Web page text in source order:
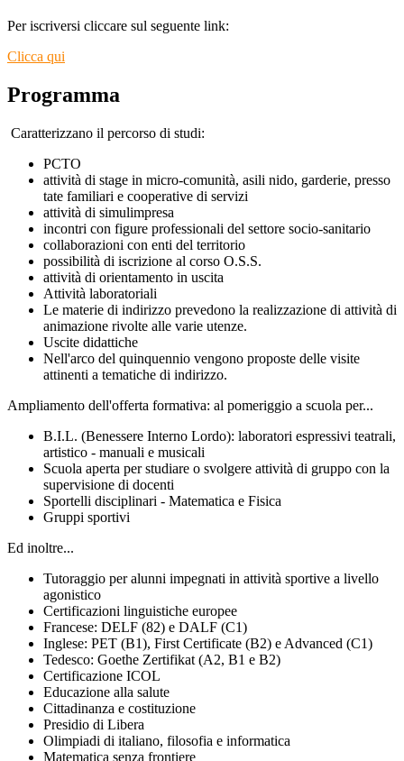
Per iscriversi cliccare sul seguente link:
Clicca qui
Programma
Caratterizzano il percorso di studi:
РСТО
attività di stage in micro-comunità, asili nido, garderie, presso
tate familiari e cooperative di servizi
attività di simulimpresa
incontri con figure professionali del settore socio-sanitario
collaborazioni con enti del territorio
possibilità di iscrizione al corso O.S.S.
attività di orientamento in uscita
Attività laboratoriali
Le materie di indirizzo prevedono la realizzazione di attività di
animazione rivolte alle varie utenze.
Uscite didattiche
Nell'arco del quinquennio vengono proposte delle visite
attinenti a tematiche di indirizzo.
Ampliamento dell'offerta formativa: al pomeriggio a scuola per...
B.I.L. (Benessere Interno Lordo): laboratori espressivi teatrali,
artistico - manuali e musicali
Scuola aperta per studiare o svolgere attività di gruppo con la
supervisione di docenti
Sportelli disciplinari - Matematica e Fisica
Gruppi sportivi
Ed inoltre...
Tutoraggio per alunni impegnati in attività sportive a livello
agonistico
Certificazioni linguistiche europee
Francese: DELF (82) e DALF (C1)
Inglese: PET (B1), First Certificate (B2) e Advanced (C1)
Tedesco: Goethe Zertifikat (A2, B1 e B2)
Certificazione ICOL
Educazione alla salute
Cittadinanza e costituzione
Presidio di Libera
Olimpiadi di italiano, filosofia e informatica
Matematica senza frontiere